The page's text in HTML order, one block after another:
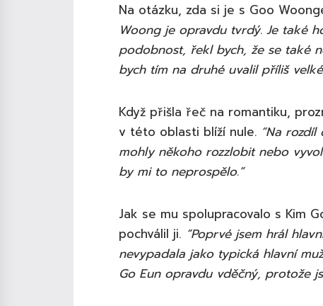
Na otázku, zda si je s Goo
Woong je opravdu tvrdý. Je také
podobnost, řekl bych, že se také
bych tím na druhé uvalil příliš
Když přišla řeč na romantiku,
v této oblasti blíží nule. “Na
mohly někoho rozzlobit nebo
by mi to neprospělo.”
Jak se mu spolupracovalo s Kim
pochválil ji. “Poprvé jsem hrál
nevypadala jako typická hlavní
Go Eun opravdu vděčný, protože